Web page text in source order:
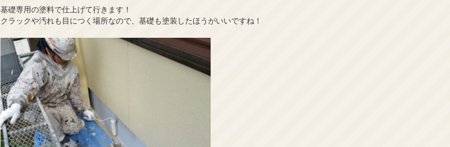
基礎専用の塗料で仕上げて行きます！
クラックや汚れも目につく場所なので、基礎も塗装したほうがいいですね！